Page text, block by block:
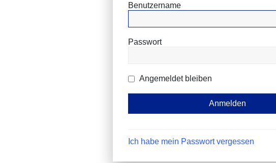
Benutzername
Passwort
Angemeldet bleiben
Ich habe mein Passwort vergessen